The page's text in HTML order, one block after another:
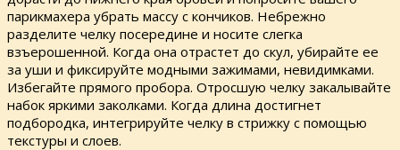
парикмахера убрать массу с кончиков. Небрежно
разделите челку посередине и носите слегка
взъерошенной. Когда она отрастет до скул, убирайте ее
за уши и фиксируйте модными зажимами, невидимками.
Избегайте прямого пробора. Отросшую челку закалывайте
набок яркими заколками. Когда длина достигнет
подбородка, интегрируйте челку в стрижку с помощью
текстуры и слоев.